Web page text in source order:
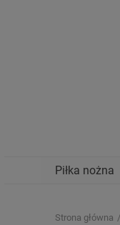
Piłka nożna
Strona główna